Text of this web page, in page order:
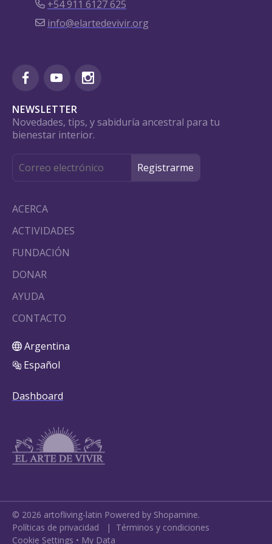
+54 911 6127 625
info@elartedevivir.org
NEWSLETTER
Novedades, tips, y sabiduría ancestral para tu
bienestar interior.
ACERCA
ACTIVIDADES
FUNDACIÓN
DONAR
AYUDA
CONTACTO
Argentina
Español
Dashboard
© 2026 artofliving-latin Powered by Shopamine.
Políticas de privacidad | Términos y condiciones
Cookie Settings • My Data